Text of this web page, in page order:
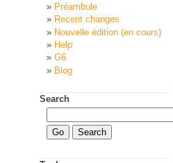
Préambule
Recent changes
Nouvelle édition (en cours)
Help
G6
Blog
Search